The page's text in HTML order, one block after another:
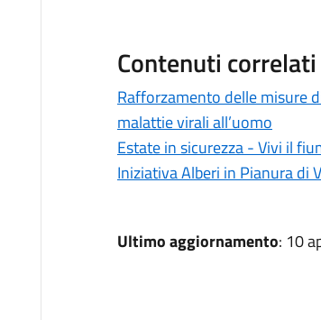
Contenuti correlati
Rafforzamento delle misure
malattie virali all’uomo
Estate in sicurezza - Vivi il
Iniziativa Alberi in Pianura di
Ultimo aggiornamento: 10